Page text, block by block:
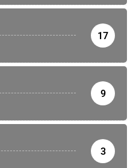
17
9
3